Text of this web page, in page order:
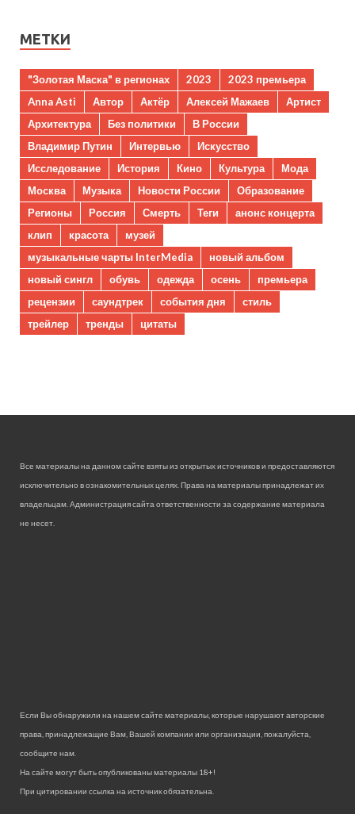
МЕТКИ
"Золотая Маска" в регионах 2023
2023 премьера
Anna Asti
Автор Актёр Алексей Мажаев
Артист
Архитектура
Без политики
В России
Владимир Путин
Интервью
Искусство
Исследование
История Кино Культура
Мода
Москва
Музыка Новости России
Образование
Регионы
Россия Смерть Теги
анонс концерта
клип
красота
музей
музыкальные чарты InterMedia
новый альбом
новый сингл
обувь одежда осень
премьера
рецензии
саундтрек события дня
стиль
трейлер
тренды цитаты
Все материалы на данном сайте взяты из открытых источников и предоставляются
исключительно в ознакомительных целях. Права на материалы принадлежат их
владельцам. Администрация сайта ответственности за содержание материала
не несет.
Если Вы обнаружили на нашем сайте материалы, которые нарушают авторские
права, принадлежащие Вам, Вашей компании или организации, пожалуйста,
сообщите нам.
На сайте могут быть опубликованы материалы 18+!
При цитировании ссылка на источник обязательна.